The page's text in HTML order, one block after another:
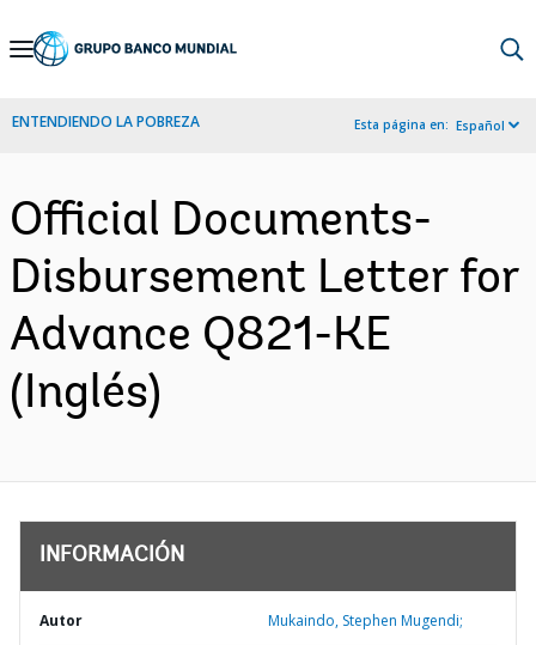
Skip
Navigation
ENTENDIENDO LA POBREZA Esta página en: Español
Official Documents-
Disbursement Letter for
Advance Q821-KE
(Inglés)
INFORMACIÓN
Autor Mukaindo, Stephen Mugendi;